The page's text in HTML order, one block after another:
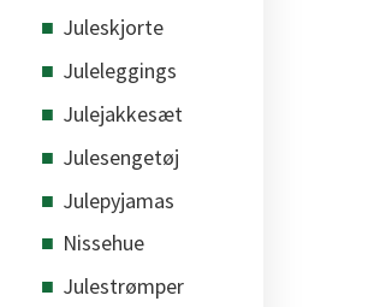
Juleskjorte
Juleleggings
Julejakkesæt
Julesengetøj
Julepyjamas
Nissehue
Julestrømper